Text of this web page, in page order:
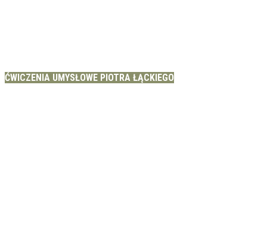
ĆWICZENIA UMYSŁOWE PIOTRA ŁĄCKIEGO